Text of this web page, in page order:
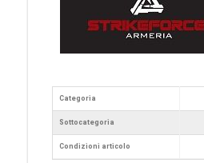
Categoria
Sottocategoria
Condizioni articolo